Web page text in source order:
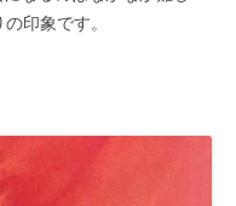
印象です。